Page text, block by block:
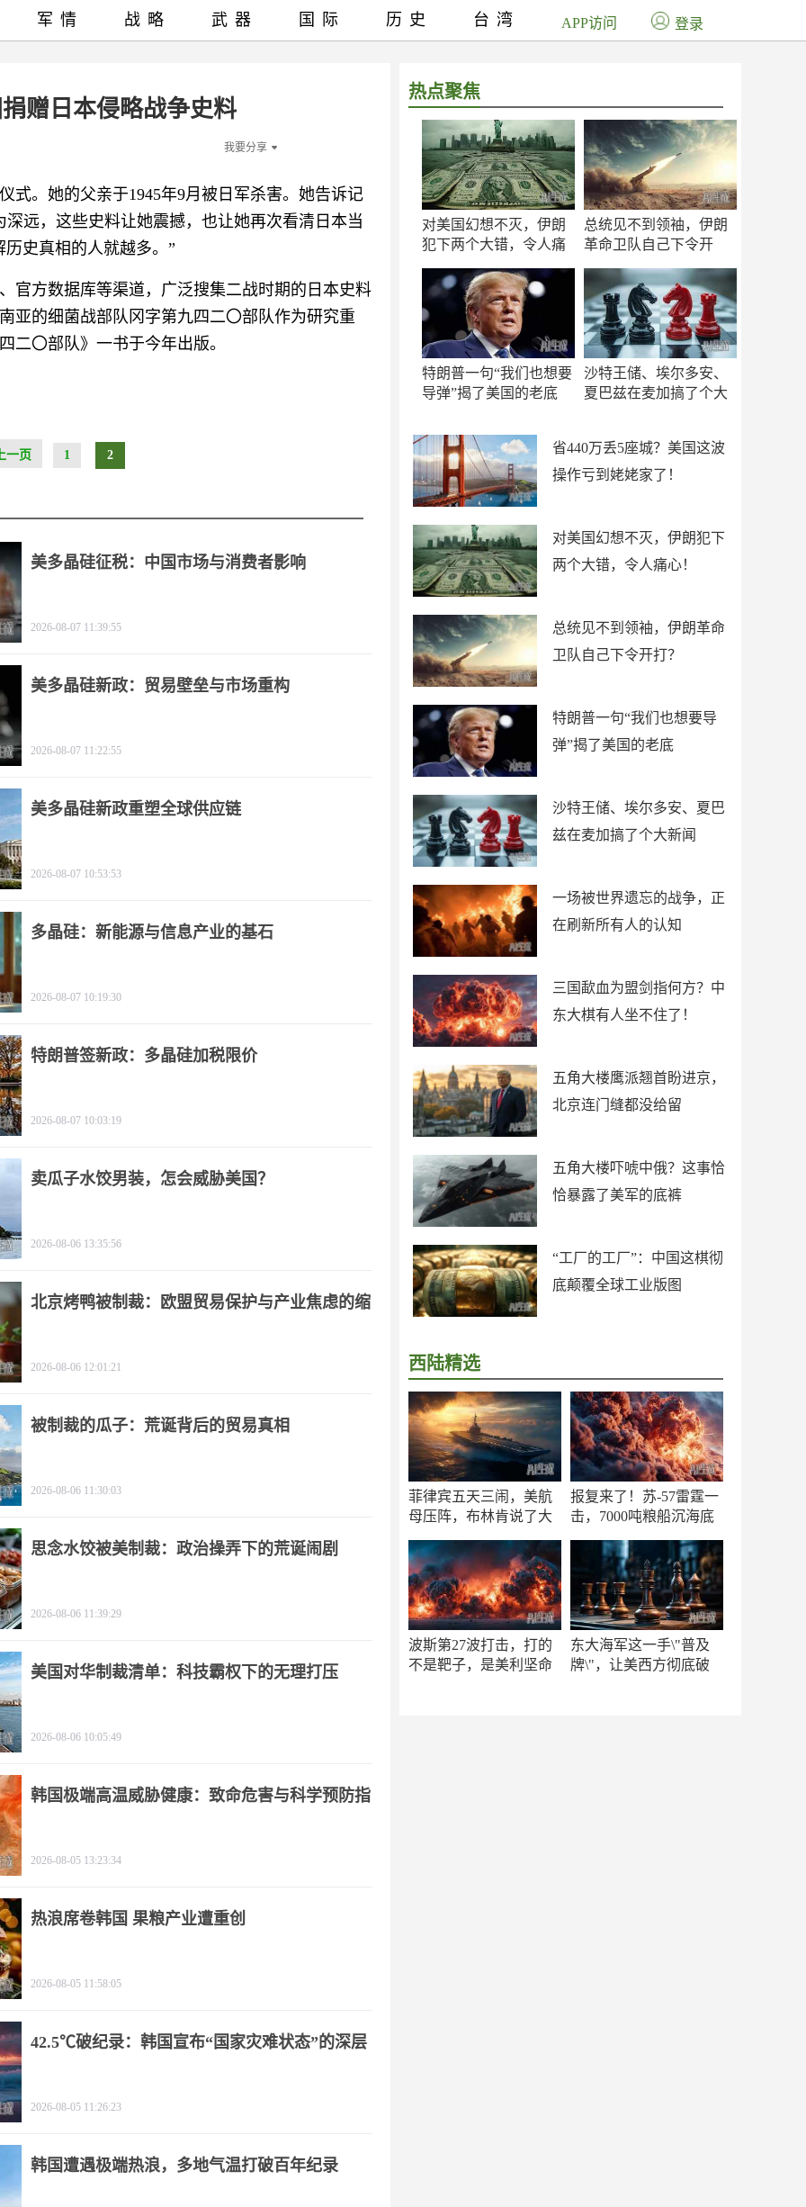
赠日本侵略战争史料
我要分享
式。她的父亲于1945年9月被日军杀害。她告诉记
远，这些史料让她震撼，也让她再次看清日本当
史真相的人就越多。”
官方数据库等渠道，广泛搜集二战时期的日本史料
亚的细菌战部队冈字第九四二〇部队作为研究重
二〇部队》一书于今年出版。
一页 1 2
热点聚焦
对美国幻想不灭，伊朗
犯下两个大错，令人痛
总统见不到领袖，伊朗
革命卫队自己下令开
特朗普一句“我们也想要
导弹”揭了美国的老底
沙特王储、埃尔多安、
夏巴兹在麦加搞了个大
省440万丢5座城？美国这波
操作亏到姥姥家了！
对美国幻想不灭，伊朗犯下
两个大错，令人痛心！
总统见不到领袖，伊朗革命
卫队自己下令开打？
特朗普一句“我们也想要导
弹”揭了美国的老底
沙特王储、埃尔多安、夏巴
兹在麦加搞了个大新闻
一场被世界遗忘的战争，正
在刷新所有人的认知
三国歃血为盟剑指何方？中
东大棋有人坐不住了！
五角大楼鹰派翘首盼进京，
北京连门缝都没给留
五角大楼吓唬中俄？这事恰
恰暴露了美军的底裤
“工厂的工厂”：中国这棋彻
底颠覆全球工业版图
西陆精选
菲律宾五天三闹，美航
母压阵，布林肯说了大
报复来了！苏-57雷霆一
击，7000吨粮船沉海底
波斯第27波打击，打的
不是靶子，是美利坚命
东大海军这一手\"普及
牌\"，让美西方彻底破
军情 战略 武器 国际 历史 台湾 APP访问 登录
美多晶硅征税：中国市场与消费者影响
2026-08-07 11:39:55
美多晶硅新政：贸易壁垒与市场重构
2026-08-07 11:22:55
美多晶硅新政重塑全球供应链
2026-08-07 10:53:53
多晶硅：新能源与信息产业的基石
2026-08-07 10:19:30
特朗普签新政：多晶硅加税限价
2026-08-07 10:03:19
卖瓜子水饺男装，怎会威胁美国？
2026-08-06 13:35:56
北京烤鸭被制裁：欧盟贸易保护与产业焦虑的缩
2026-08-06 12:01:21
被制裁的瓜子：荒诞背后的贸易真相
2026-08-06 11:30:03
思念水饺被美制裁：政治操弄下的荒诞闹剧
2026-08-06 11:39:29
美国对华制裁清单：科技霸权下的无理打压
2026-08-06 10:05:49
韩国极端高温威胁健康：致命危害与科学预防指
2026-08-05 13:23:34
热浪席卷韩国 果粮产业遭重创
2026-08-05 11:58:05
42.5℃破纪录：韩国宣布“国家灾难状态”的深层
2026-08-05 11:26:23
韩国遭遇极端热浪，多地气温打破百年纪录